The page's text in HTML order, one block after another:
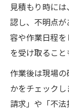
見積もり時に
認し、不明点
容や作業日程
を受け取ること
作業後は現場
かをチェック
請求」や「不